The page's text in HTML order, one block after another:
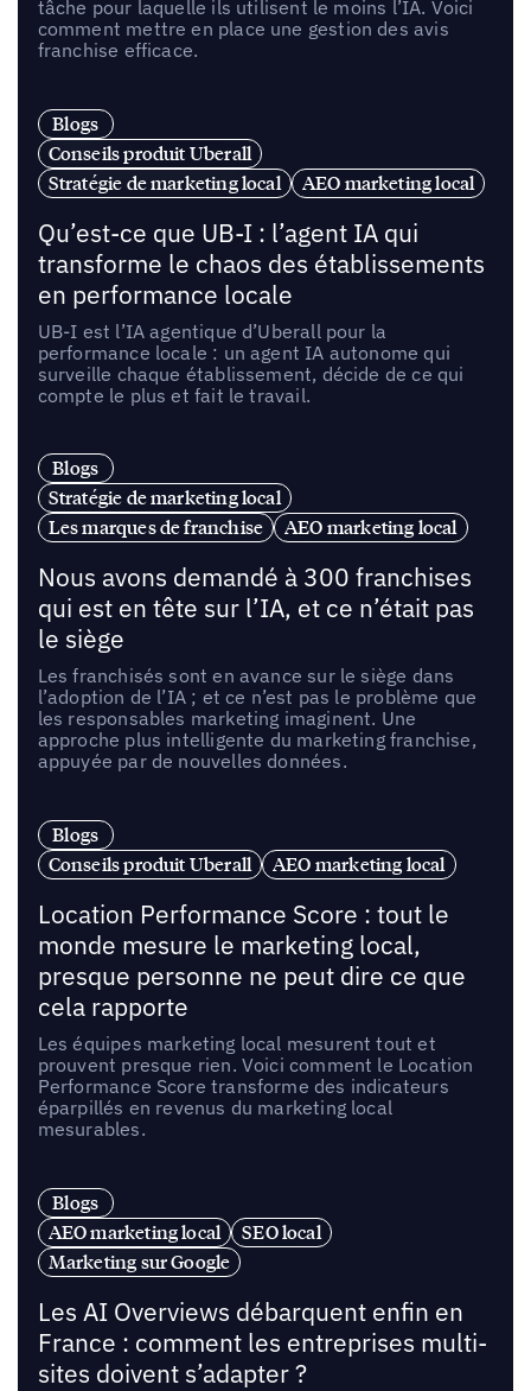
tâche pour laquelle ils utilisent le moins l’IA. Voici
comment mettre en place une gestion des avis
franchise efficace.
Blogs
Conseils produit Uberall
Stratégie de marketing local
AEO marketing local
Qu’est-ce que UB-I : l’agent IA qui
transforme le chaos des établissements
en performance locale
UB-I est l’IA agentique d’Uberall pour la
performance locale : un agent IA autonome qui
surveille chaque établissement, décide de ce qui
compte le plus et fait le travail.
Blogs
Stratégie de marketing local
Les marques de franchise
AEO marketing local
Nous avons demandé à 300 franchises
qui est en tête sur l’IA, et ce n’était pas
le siège
Les franchisés sont en avance sur le siège dans
l’adoption de l’IA ; et ce n’est pas le problème que
les responsables marketing imaginent. Une
approche plus intelligente du marketing franchise,
appuyée par de nouvelles données.
Blogs
Conseils produit Uberall
AEO marketing local
Location Performance Score : tout le
monde mesure le marketing local,
presque personne ne peut dire ce que
cela rapporte
Les équipes marketing local mesurent tout et
prouvent presque rien. Voici comment le Location
Performance Score transforme des indicateurs
éparpillés en revenus du marketing local
mesurables.
Blogs
AEO marketing local
SEO local
Marketing sur Google
Les AI Overviews débarquent enfin en
France : comment les entreprises multi-
sites doivent s’adapter ?